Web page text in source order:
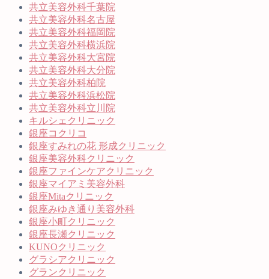
共立美容外科千葉院
共立美容外科名古屋
共立美容外科福岡院
共立美容外科横浜院
共立美容外科大宮院
共立美容外科大分院
共立美容外科柏院
共立美容外科浜松院
共立美容外科立川院
キルシェクリニック
銀座コクリコ
銀座すみれの花 形成クリニック
銀座美容外科クリニック
銀座ファインケアクリニック
銀座マイアミ美容外科
銀座Mitaクリニック
銀座みゆき通り美容外科
銀座小町クリニック
銀座長瀬クリニック
KUNOクリニック
グラシアクリニック
グランクリニック